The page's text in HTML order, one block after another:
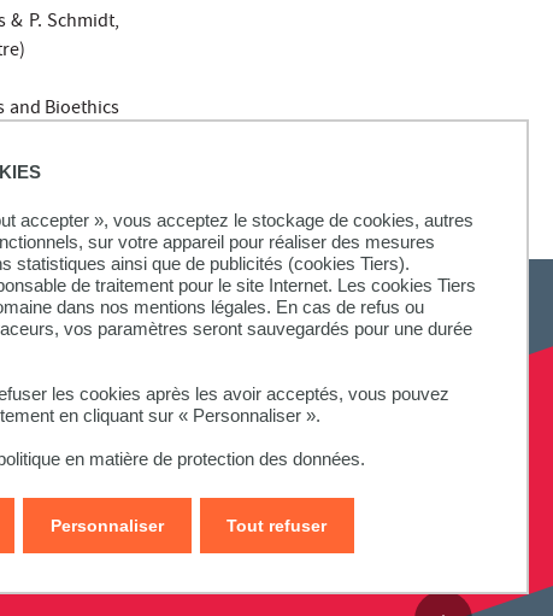
accepter », vous acceptez le stockage de cookies, autres
sur votre appareil pour réaliser des mesures
statistiques ainsi que de publicités (cookies Tiers).
de traitement pour le site Internet. Les cookies Tiers
dans nos mentions légales. En cas de refus ou
vos paramètres seront sauvegardés pour une durée
les cookies après les avoir acceptés, vous pouvez
en cliquant sur « Personnaliser ».
en matière de protection des données.
Tout refuser
Personnaliser
P. Schmidt,
and Bioethics
Contexts,”